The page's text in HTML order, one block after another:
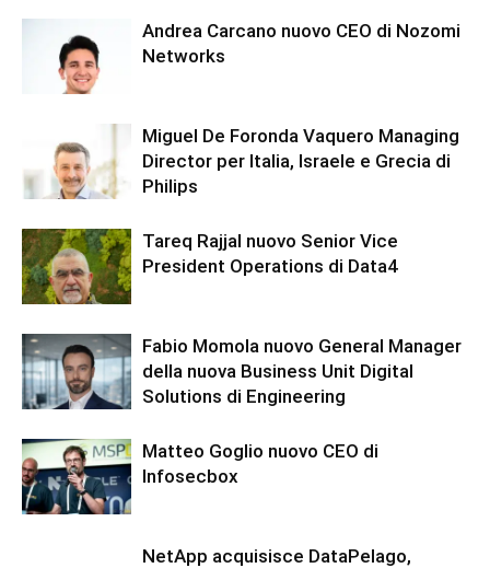
Andrea Carcano nuovo CEO di Nozomi
Networks
Miguel De Foronda Vaquero Managing
Director per Italia, Israele e Grecia di
Philips
Tareq Rajjal nuovo Senior Vice
President Operations di Data4
Fabio Momola nuovo General Manager
della nuova Business Unit Digital
Solutions di Engineering
Matteo Goglio nuovo CEO di
Infosecbox
NetApp acquisisce DataPelago,